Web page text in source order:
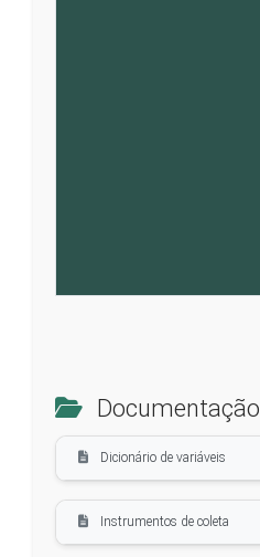
Documentação
Dicionário de variáveis
Instrumentos de coleta